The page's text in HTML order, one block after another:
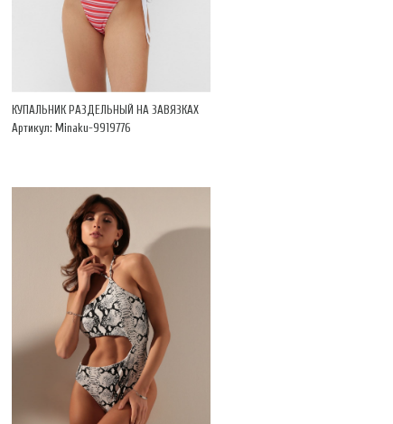
КУПАЛЬНИК РАЗДЕЛЬНЫЙ НА ЗАВЯЗКАХ
Артикул: Minaku-9919776